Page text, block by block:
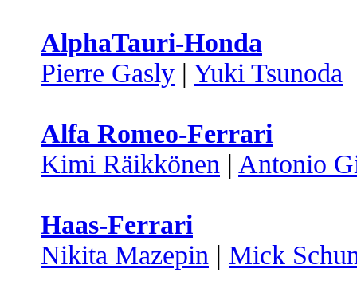
AlphaTauri-Honda
Pierre Gasly | Yuki Tsunoda
Alfa Romeo-Ferrari
Kimi Räikkönen | Antonio
Haas-Ferrari
Nikita Mazepin | Mick